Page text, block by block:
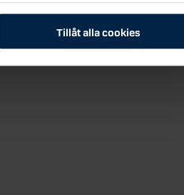
Tillåt alla cookies